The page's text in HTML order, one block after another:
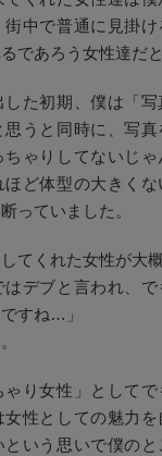
街中で普通に見掛
であろう女性達だ
た初期、僕は「
思うと同時に、写
ちゃりしてないじ
ど体型の大きくな
っていました。
てくれた女性が大
はデブと言われ、
すね…」
り女性」としてで
性としての魅力
という思いで僕の